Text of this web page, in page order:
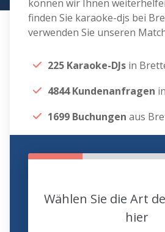
können wir Ihnen
finden Sie karaoke-djs bei
verwenden Sie unseren
225 Karaoke-DJs in
4844 Kundenanfragen
1699 Buchungen aus
Wählen Sie die Art
hier